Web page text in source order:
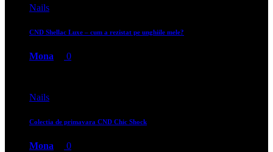
Nails
CND Shellac Luxe – cum a rezistat pe unghiile mele?
Mona 0
Nails
Colectia de primavara CND Chic Shock
Mona 0